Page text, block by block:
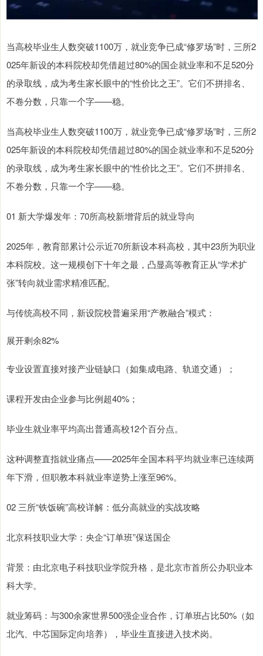
当高校毕业生人数突破1100万，就业竞争已成“修罗场”时，三所2
025年新设的本科院校却凭借超过80%的国企就业率和不足520分
的录取线，成为考生家长眼中的“性价比之王”。它们不拼排名、
不卷分数，只靠一个字——稳。
当高校毕业生人数突破1100万，就业竞争已成“修罗场”时，三所2
025年新设的本科院校却凭借超过80%的国企就业率和不足520分
的录取线，成为考生家长眼中的“性价比之王”。它们不拼排名、
不卷分数，只靠一个字——稳。
01 新大学爆发年：70所高校新增背后的就业导向
2025年，教育部累计公示近70所新设本科高校，其中23所为职业
本科院校。这一规模创下十年之最，凸显高等教育正从“学术扩
张”转向就业需求精准匹配。
与传统高校不同，新设院校普遍采用“产教融合”模式：
展开剩余82%
专业设置直接对接产业链缺口（如集成电路、轨道交通）；
课程开发由企业参与比例超40%；
毕业生就业率平均高出普通高校12个百分点。
这种调整直指就业痛点——2025年全国本科平均就业率已连续两
年下滑，但职教本科就业率逆势上涨至96%。
02 三所“铁饭碗”高校详解：低分高就业的实战攻略
北京科技职业大学：央企“订单班”保送国企
背景：由北京电子科技职业学院升格，是北京市首所公办职业本
科大学。
就业筹码：与300余家世界500强企业合作，订单班占比50%（如
北汽、中芯国际定向培养），毕业生直接进入技术岗。